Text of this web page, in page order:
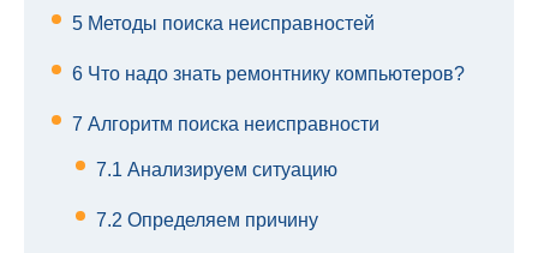
5 Методы поиска неисправностей
6 Что надо знать ремонтнику компьютеров?
7 Алгоритм поиска неисправности
7.1 Анализируем ситуацию
7.2 Определяем причину